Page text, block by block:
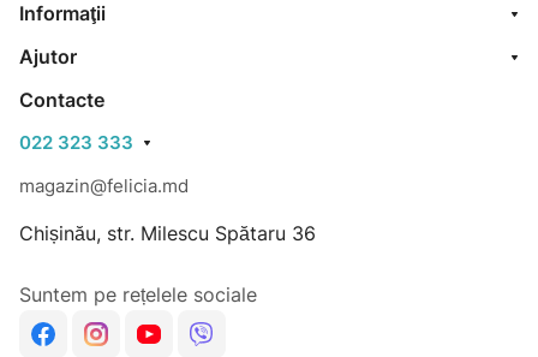
Informaţii
Ajutor
Contacte
022 323 333
magazin@felicia.md
Chișinău, str. Milescu Spătaru 36
Suntem pe rețelele sociale